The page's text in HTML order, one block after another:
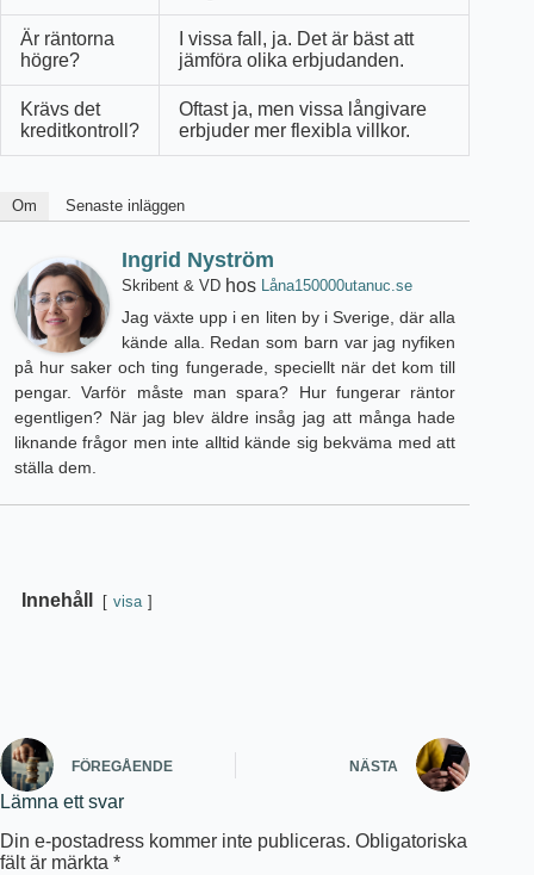
Är räntorna
högre?
I vissa fall, ja. Det är bäst att
jämföra olika erbjudanden.
Krävs det
kreditkontroll?
Oftast ja, men vissa långivare
erbjuder mer flexibla villkor.
Om Senaste inläggen
Ingrid Nyström
Skribent & VD hos Låna150000utanuc.se
Jag växte upp i en liten by i Sverige, där alla
kände alla. Redan som barn var jag nyfiken
på hur saker och ting fungerade, speciellt när det kom till
pengar. Varför måste man spara? Hur fungerar räntor
egentligen? När jag blev äldre insåg jag att många hade
liknande frågor men inte alltid kände sig bekväma med att
ställa dem.
Innehåll visa
FÖREGÅENDE NÄSTA
Lämna ett svar
Din e-postadress kommer inte publiceras. Obligatoriska
fält är märkta *